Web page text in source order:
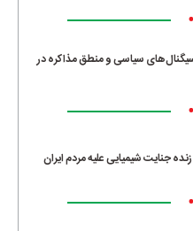
سیاسی و منطق مذاکره در
جنایت شیمیایی علیه مردم ایران